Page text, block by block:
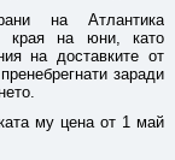
на Атлантика
края на юни, като
на доставките от
заради
му цена от 1 май